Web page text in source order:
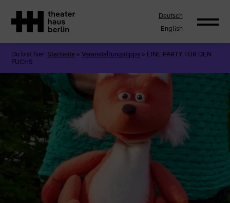
Deutsch
English
Du bist hier: Startseite »Veranstaltungstipps » EINE PARTY FÜR DEN
FUCHS